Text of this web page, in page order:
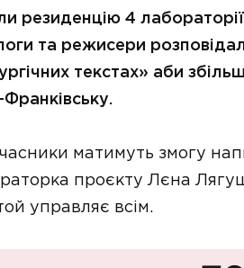
резиденцію 4 лабораторії
та режисери
текстах» аби
Франківську.
матимуть змогу
проєкту Лєна
управляє всім.